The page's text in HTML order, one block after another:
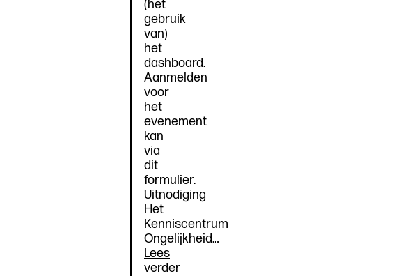
(het
gebruik
van)
het
dashboard.
Aanmelden
voor
het
evenement
kan
via
dit
formulier.
Uitnodiging
Het
Kenniscentrum
Ongelijkheid…
Lees
verderWerksessie